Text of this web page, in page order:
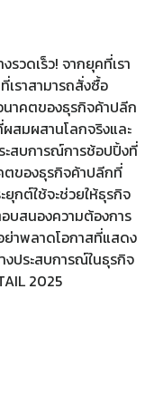
วดเร็ว! จากยุคที่เรา
ราสามารถสั่งซื้อ
าคตของธุรกิจค้าปลีก
สมผสานโลกจริงและ
ะสบการณ์การช้อปปิ้งที่
ตของธุรกิจค้าปลีกที่
กต์ใช้จะช่วยให้ธุรกิจ
บสนองความต้องการ
ย่าพลาดโอกาสที่แสดง
งประสบการณ์ในธุรกิจ
2025